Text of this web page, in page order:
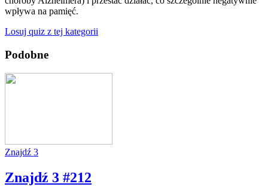
wpływa na pamięć.
Losuj quiz z tej kategorii
Podobne
Znajdź 3
Znajdź 3 #212